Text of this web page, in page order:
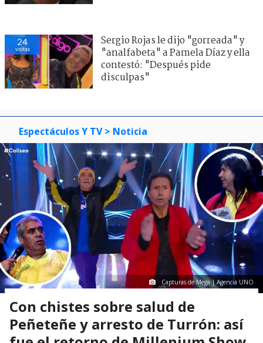
24
visitas
Sergio Rojas le dijo "gorreada" y
"analfabeta" a Pamela Díaz y ella
contestó: "Después pide
disculpas"
Espectáculos Y TV > Noticia
Capturas de Mega | Agencia UNO
Con chistes sobre salud de
Peñeteñe y arresto de Turrón: así